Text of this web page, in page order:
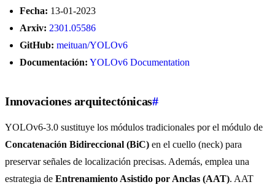
Fecha: 13-01-2023
Arxiv: 2301.05586
GitHub: meituan/YOLOv6
Documentación: YOLOv6 Documentation
Innovaciones arquitectónicas#
YOLOv6-3.0 sustituye los módulos tradicionales por el módulo de
Concatenación Bidireccional (BiC) en el cuello (neck) para
preservar señales de localización precisas. Además, emplea una
estrategia de Entrenamiento Asistido por Anclas (AAT). AAT